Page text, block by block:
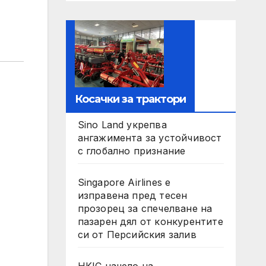
Косачки за трактори
Sino Land укрепва
ангажимента за устойчивост
с глобално признание
Singapore Airlines е
изправена пред тесен
прозорец за спечелване на
пазарен дял от конкурентите
си от Персийския залив